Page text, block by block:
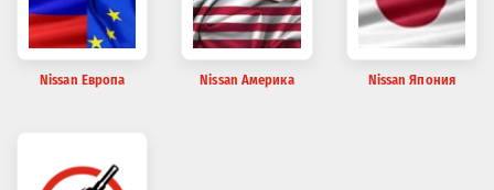
Nissan Европа Nissan Америка Nissan Япония